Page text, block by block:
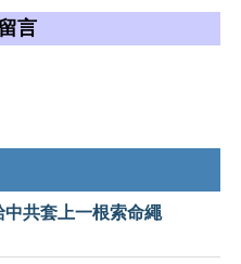
言
共套上一根索命繩